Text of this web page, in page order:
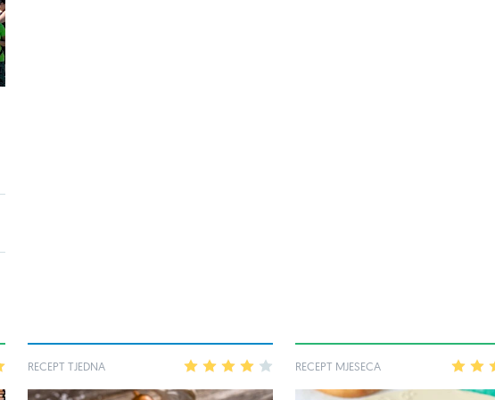
RECEPT TJEDNA 2 3 4 RECEPT MJESECA 2